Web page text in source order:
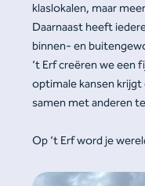
klaslokalen, maar
Daarnaast heeft
binnen- en
’t Erf creëren we een
optimale kansen
samen met anderen
Op ’t Erf word je